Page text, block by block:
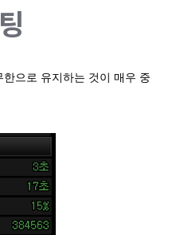
으로 유지하는 것이 매우 중